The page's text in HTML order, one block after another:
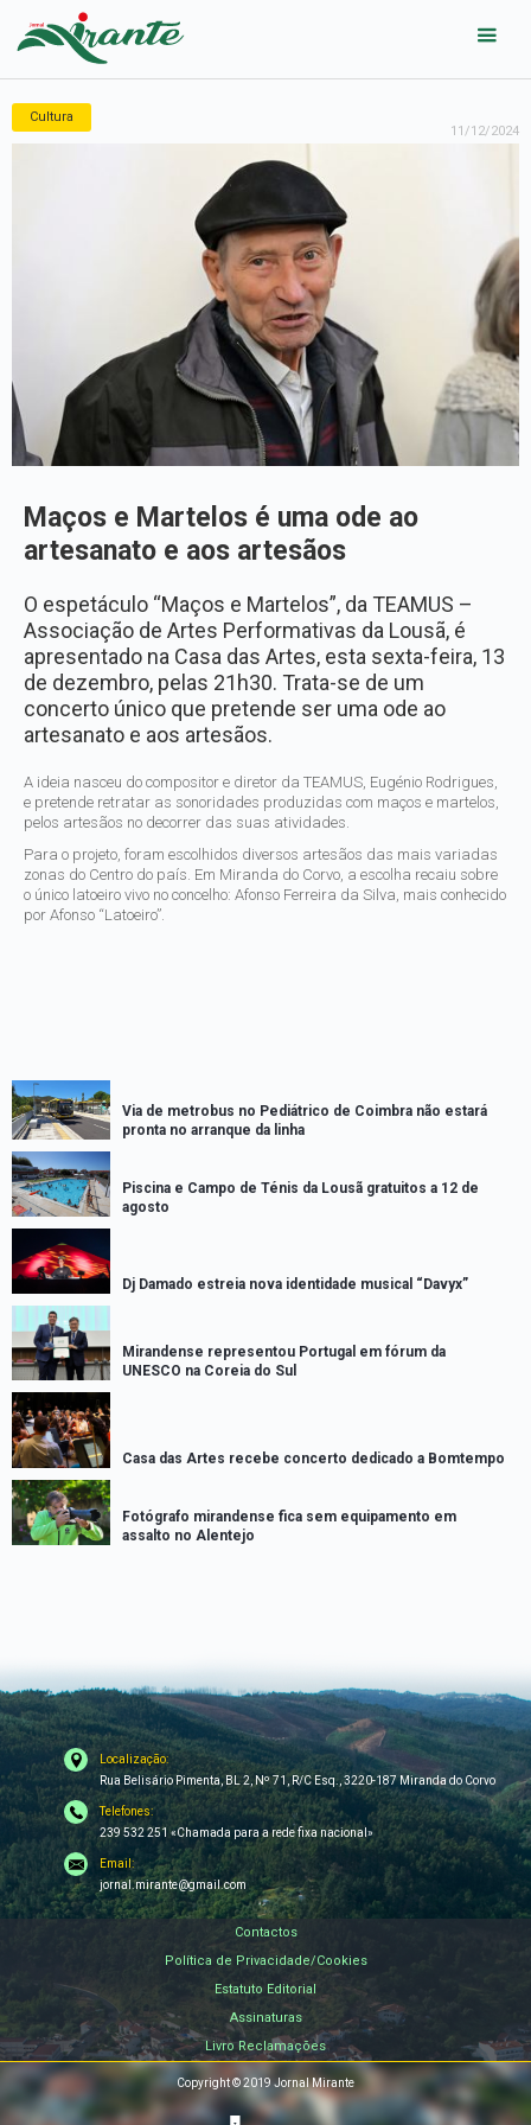
Cultura
11/12/2024
Maços e Martelos é uma ode ao
artesanato e aos artesãos
O espetáculo “Maços e Martelos”, da TEAMUS –
Associação de Artes Performativas da Lousã, é
apresentado na Casa das Artes, esta sexta-feira, 13
de dezembro, pelas 21h30. Trata-se de um
concerto único que pretende ser uma ode ao
artesanato e aos artesãos.
A ideia nasceu do compositor e diretor da TEAMUS, Eugénio Rodrigues,
e pretende retratar as sonoridades produzidas com maços e martelos,
pelos artesãos no decorrer das suas atividades.
Para o projeto, foram escolhidos diversos artesãos das mais variadas
zonas do Centro do país. Em Miranda do Corvo, a escolha recaiu sobre
o único latoeiro vivo no concelho: Afonso Ferreira da Silva, mais conhecido
por Afonso “Latoeiro”.
Via de metrobus no Pediátrico de Coimbra não estará
pronta no arranque da linha
Piscina e Campo de Ténis da Lousã gratuitos a 12 de
agosto
Dj Damado estreia nova identidade musical “Davyx”
Mirandense representou Portugal em fórum da
UNESCO na Coreia do Sul
Casa das Artes recebe concerto dedicado a Bomtempo
Fotógrafo mirandense fica sem equipamento em
assalto no Alentejo
Localização:
Rua Belisário Pimenta, BL 2, Nº 71, R/C Esq., 3220-187 Miranda do Corvo
Telefones:
239 532 251 «Chamada para a rede fixa nacional»
Email:
jornal.mirante@gmail.com
Contactos
Política de Privacidade/Cookies
Estatuto Editorial
Assinaturas
Livro Reclamações
Copyright © 2019 Jornal Mirante